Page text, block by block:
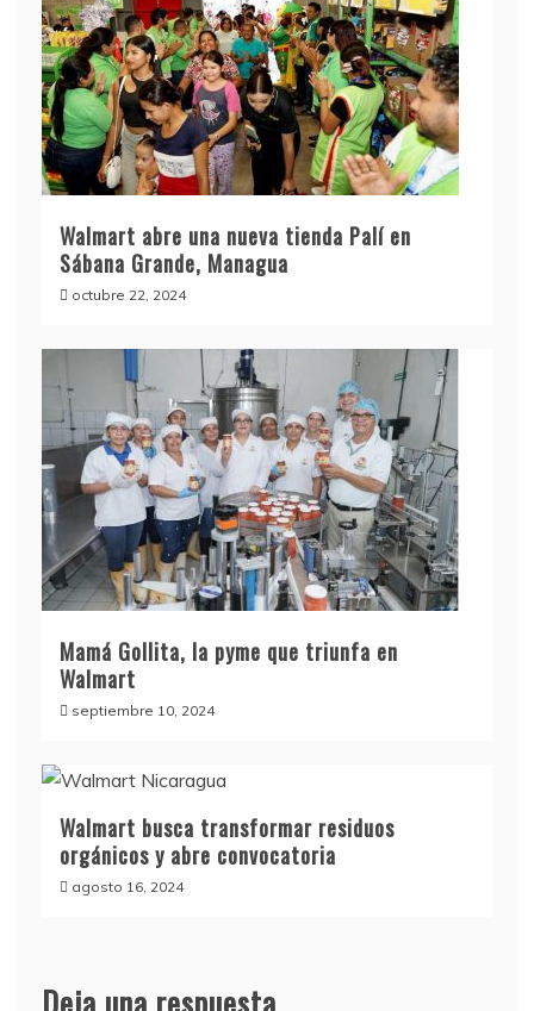
Walmart abre una nueva tienda Palí en
Sábana Grande, Managua
octubre 22, 2024
Mamá Gollita, la pyme que triunfa en
Walmart
septiembre 10, 2024
Walmart busca transformar residuos
orgánicos y abre convocatoria
agosto 16, 2024